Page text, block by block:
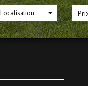
Localisation